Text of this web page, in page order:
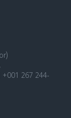
267 244-